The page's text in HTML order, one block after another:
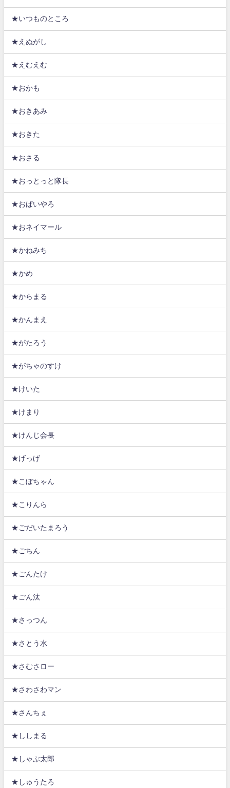
★いつものところ
★えぬがし
★えむえむ
★おかも
★おきあみ
★おきた
★おさる
★おっとっと隊長
★おぱいやろ
★おネイマール
★かねみち
★かめ
★からまる
★かんまえ
★がたろう
★がちゃのすけ
★けいた
★けまり
★けんじ会長
★げっげ
★こぼちゃん
★こりんら
★ごだいたまろう
★ごちん
★ごんたけ
★ごん汰
★さっつん
★さとう水
★さむさロー
★さわさわマン
★さんちぇ
★ししまる
★しゃぶ太郎
★しゅうたろ